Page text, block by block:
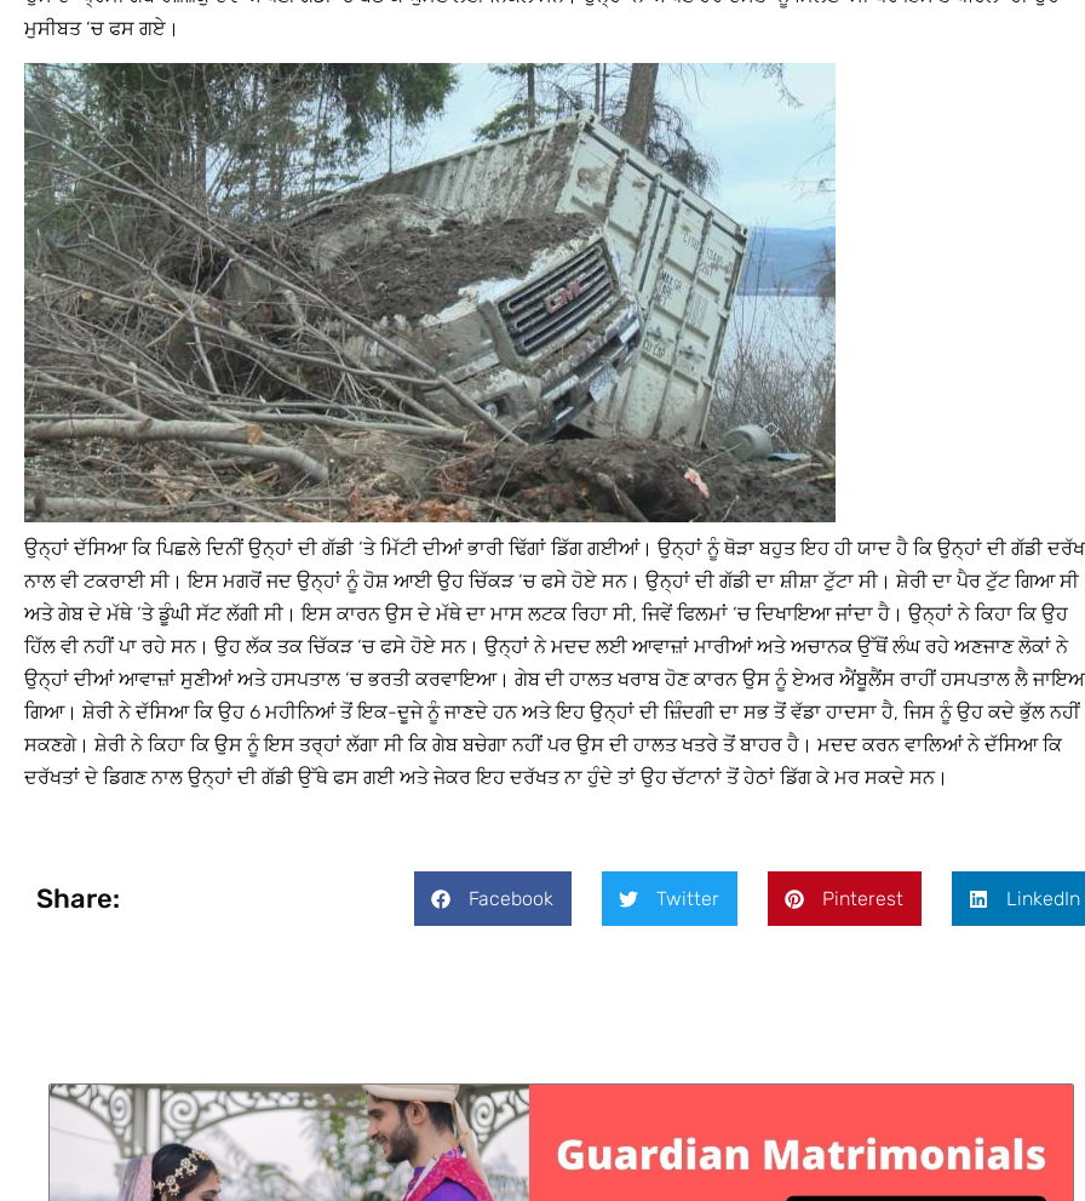
ਮੁਸੀਬਤ ‘ਚ ਫਸ ਗਏ।
ਉਨ੍ਹਾਂ ਦੱਸਿਆ ਕਿ ਪਿਛਲੇ ਦਿਨੀਂ ਉਨ੍ਹਾਂ ਦੀ ਗੱਡੀ ‘ਤੇ ਮਿੱਟੀ ਦੀਆਂ ਭਾਰੀ ਢਿੱਗਾਂ ਡਿੱਗ ਗਈਆਂ। ਉਨ੍ਹਾਂ ਨੂੰ ਥੋੜਾ ਬਹੁਤ ਇਹ ਹੀ ਯਾਦ ਹੈ ਕਿ ਉਨ੍ਹਾਂ ਦੀ ਗੱਡੀ
ਨਾਲ ਵੀ ਟਕਰਾਈ ਸੀ। ਇਸ ਮਗਰੋਂ ਜਦ ਉਨ੍ਹਾਂ ਨੂੰ ਹੋਸ਼ ਆਈ ਉਹ ਚਿੱਕੜ ‘ਚ ਫਸੇ ਹੋਏ ਸਨ। ਉਨ੍ਹਾਂ ਦੀ ਗੱਡੀ ਦਾ ਸ਼ੀਸ਼ਾ ਟੁੱਟਾ ਸੀ। ਸ਼ੇਰੀ ਦਾ ਪੈਰ ਟੁੱਟ ਗਿਆ ਸੀ
ਅਤੇ ਗੇਬ ਦੇ ਮੱਥੇ ‘ਤੇ ਡੂੰਘੀ ਸੱਟ ਲੱਗੀ ਸੀ। ਇਸ ਕਾਰਨ ਉਸ ਦੇ ਮੱਥੇ ਦਾ ਮਾਸ ਲਟਕ ਰਿਹਾ ਸੀ, ਜਿਵੇਂ ਫਿਲਮਾਂ ‘ਚ ਦਿਖਾਇਆ ਜਾਂਦਾ ਹੈ। ਉਨ੍ਹਾਂ ਨੇ ਕਿਹਾ ਕਿ ਉਹ
ਹਿੱਲ ਵੀ ਨਹੀਂ ਪਾ ਰਹੇ ਸਨ। ਉਹ ਲੱਕ ਤਕ ਚਿੱਕੜ ‘ਚ ਫਸੇ ਹੋਏ ਸਨ। ਉਨ੍ਹਾਂ ਨੇ ਮਦਦ ਲਈ ਆਵਾਜ਼ਾਂ ਮਾਰੀਆਂ ਅਤੇ ਅਚਾਨਕ ਉੱਥੋਂ ਲੰਘ ਰਹੇ ਅਣਜਾਣ ਲੋਕਾਂ ਨੇ
ਉਨ੍ਹਾਂ ਦੀਆਂ ਆਵਾਜ਼ਾਂ ਸੁਣੀਆਂ ਅਤੇ ਹਸਪਤਾਲ ‘ਚ ਭਰਤੀ ਕਰਵਾਇਆ। ਗੇਬ ਦੀ ਹਾਲਤ ਖਰਾਬ ਹੋਣ ਕਾਰਨ ਉਸ ਨੂੰ ਏਅਰ ਐਂਬੂਲੈਂਸ ਰਾਹੀਂ ਹਸਪਤਾਲ ਲੈ
ਗਿਆ। ਸ਼ੇਰੀ ਨੇ ਦੱਸਿਆ ਕਿ ਉਹ 6 ਮਹੀਨਿਆਂ ਤੋਂ ਇਕ-ਦੂਜੇ ਨੂੰ ਜਾਣਦੇ ਹਨ ਅਤੇ ਇਹ ਉਨ੍ਹਾਂ ਦੀ ਜ਼ਿੰਦਗੀ ਦਾ ਸਭ ਤੋਂ ਵੱਡਾ ਹਾਦਸਾ ਹੈ, ਜਿਸ ਨੂੰ ਉਹ ਕਦੇ ਭੁੱਲ ਨਹੀਂ
ਸਕਣਗੇ। ਸ਼ੇਰੀ ਨੇ ਕਿਹਾ ਕਿ ਉਸ ਨੂੰ ਇਸ ਤਰ੍ਹਾਂ ਲੱਗਾ ਸੀ ਕਿ ਗੇਬ ਬਚੇਗਾ ਨਹੀਂ ਪਰ ਉਸ ਦੀ ਹਾਲਤ ਖਤਰੇ ਤੋਂ ਬਾਹਰ ਹੈ। ਮਦਦ ਕਰਨ ਵਾਲਿਆਂ ਨੇ ਦੱਸਿਆ ਕਿ
ਦਰੱਖਤਾਂ ਦੇ ਡਿਗਣ ਨਾਲ ਉਨ੍ਹਾਂ ਦੀ ਗੱਡੀ ਉੱਥੇ ਫਸ ਗਈ ਅਤੇ ਜੇਕਰ ਇਹ ਦਰੱਖਤ ਨਾ ਹੁੰਦੇ ਤਾਂ ਉਹ ਚੱਟਾਨਾਂ ਤੋਂ ਹੇਠਾਂ ਡਿੱਗ ਕੇ ਮਰ ਸਕਦੇ ਸਨ।
Share: Facebook Twitter Pinterest LinkedIn